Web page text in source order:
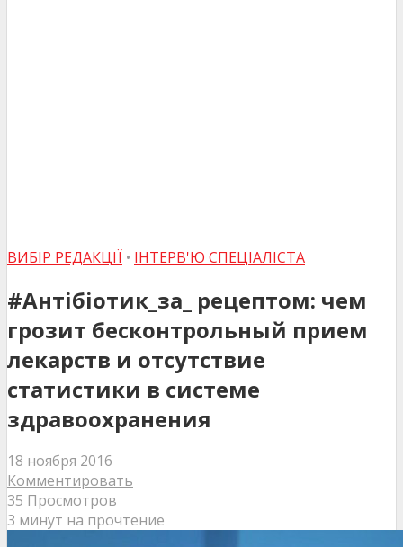
ВИБІР РЕДАКЦІЇ • ІНТЕРВ'Ю СПЕЦІАЛІСТА
#Антібіотик_за_ рецептом: чем
грозит бесконтрольный прием
лекарств и отсутствие
статистики в системе
здравоохранения
18 ноября 2016
Комментировать
35 Просмотров
3 минут на прочтение